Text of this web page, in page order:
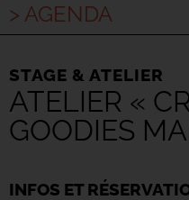
> AGENDA
STAGE & ATELIER
ATELIER «
GOODIES
INFOS ET